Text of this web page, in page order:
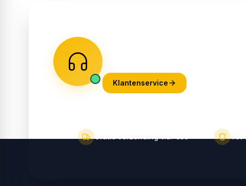
Klantenservice